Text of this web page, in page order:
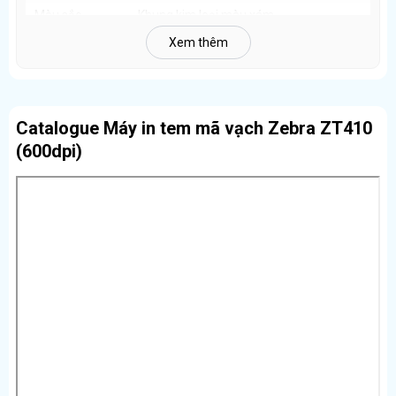
Khổ rộng ribbon: 25–114 mm
Phù hợp môi trường khắc nghiệt
12 tháng ​Xem thêm
Catalogue Máy in tem mã vạch Zebra ZT410
(600dpi)